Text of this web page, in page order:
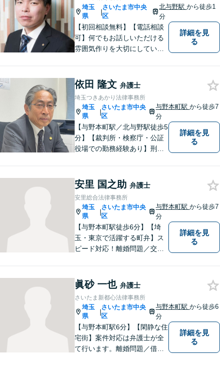
埼玉
県
|
さいたま市中央
区
北与野駅から徒歩1
分
【初回相談無料】【電話相談
可】何でもお話しいただける
雰囲気作りを大切にしていま
をお聞きになってからの判断
で構いませんので、トラブル
でお困りの方は一人で悩ま
ず、一度お気軽にご相談下さ
い。
詳細を見
る
依田 隆文 弁護士
埼玉つきあかり法律事務所
埼玉
県
|
さいたま市中央
区
与野本町駅から徒歩7
分
【与野本町駅／北与野駅徒歩5
分】【裁判所・検察庁・公証
役場での勤務経験あり】刑事
ください。一人一人に真摯に
向き合い、納得のいく解決へ
と導いてまいります。【休
日・夜間対応】
詳細を見
る
安里 国之助 弁護士
安里総合法律事務所
埼玉
県
|
さいたま市中央
区
与野本町駅から徒歩7
分
【与野本町駅徒歩6分】【埼
玉・東京で活躍する町弁】ス
ピード対応！離婚問題／交通
気軽にご相談ください！皆様
が平穏な日々を取り戻せるよ
う、尽力してまいります。
【土日祝・夜間対応◎】
詳細を見
る
眞砂 一也 弁護士
さいたま新都心法律事務所
埼玉
県
|
さいたま市中央
区
与野本町駅から徒歩6
分
【与野本町駅6分】【閑静な住
宅街】案件対応は弁護士が全
て行います。離婚問題／借
詳細を見
る